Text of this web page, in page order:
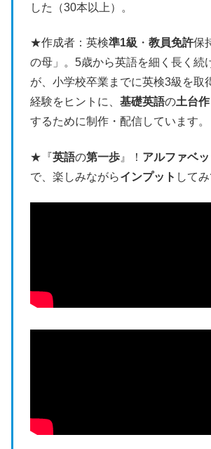
した（30本以上）。
★作成者：英検準1級 ・ 教員免許保
の母」。5歳から英語を細く長く続
が、小学校卒業までに英検3級を取
経験をヒントに、 基礎英語の土台作
するために制作・配信しています。
★『英語の第一歩 』！ アルファベッ
で、楽しみながらインプット して